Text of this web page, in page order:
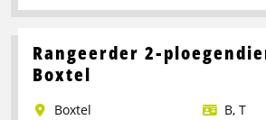
Lees
over
Portaalwagen
Rangeerder 2-
Boxtel
Boxtel B, T